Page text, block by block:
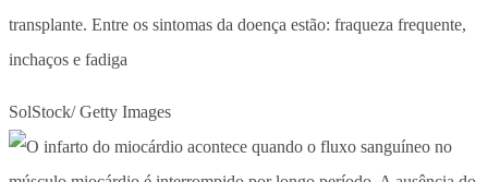
transplante. Entre os sintomas da doença estão: fraqueza frequente,
inchaços e fadiga
SolStock/ Getty Images